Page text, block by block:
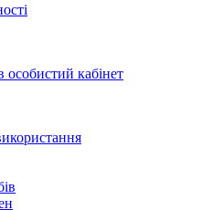
особистий кабінет